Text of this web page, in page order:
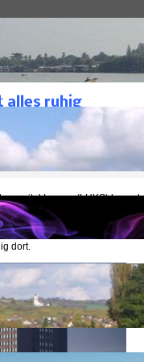
alles ruhig
Luzern (LUKS)
Was er mir danach
die Politiker und Medien.
dort.